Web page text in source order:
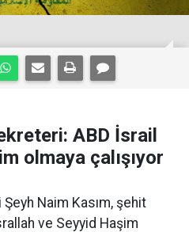
ABD İsrail
olmaya çalışıyor
Naim Kasım, şehit
ve Seyyid Haşim